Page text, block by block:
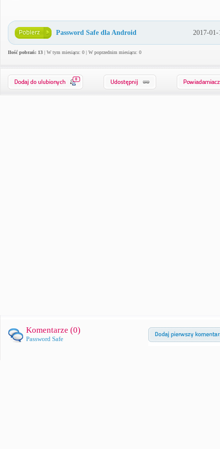
Password Safe dla Android 2017-01-
Ilość pobrań: 13 | W tym miesiącu: 0 | W poprzednim miesiącu: 0
0
Komentarze (0)
Password Safe